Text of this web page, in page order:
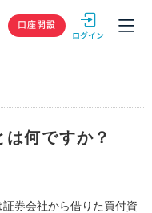
GMOクリック
口座開設
何ですか？
券会社から借りた買付資